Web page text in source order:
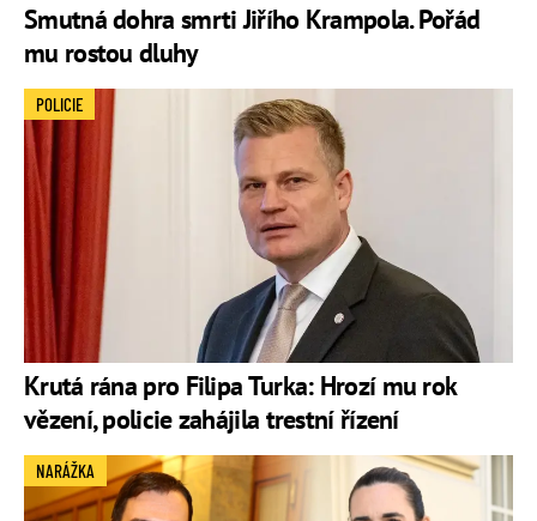
Smutná dohra smrti Jiřího Krampola. Pořád
mu rostou dluhy
Krutá rána pro Filipa Turka: Hrozí mu rok
vězení, policie zahájila trestní řízení
POLICIE
NARÁŽKA